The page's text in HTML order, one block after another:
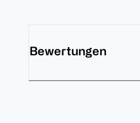
Bewertungen